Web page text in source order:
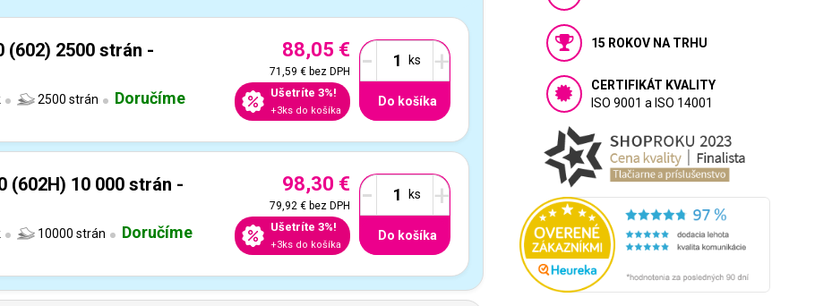
(602) 2500 strán -
2500 strán
Doručíme
88,05 €
71,59 €bez DPH
Ušetríte 3%!
+3ks do košíka
- +
Do košíka
(602H) 10 000 strán -
10000 strán
Doručíme
98,30 €
79,92 €bez DPH
Ušetríte 3%!
+3ks do košíka
- +
Do košíka
15 ROKOV NA TRHU
CERTIFIKÁT KVALITY
ISO 9001 a ISO 14001